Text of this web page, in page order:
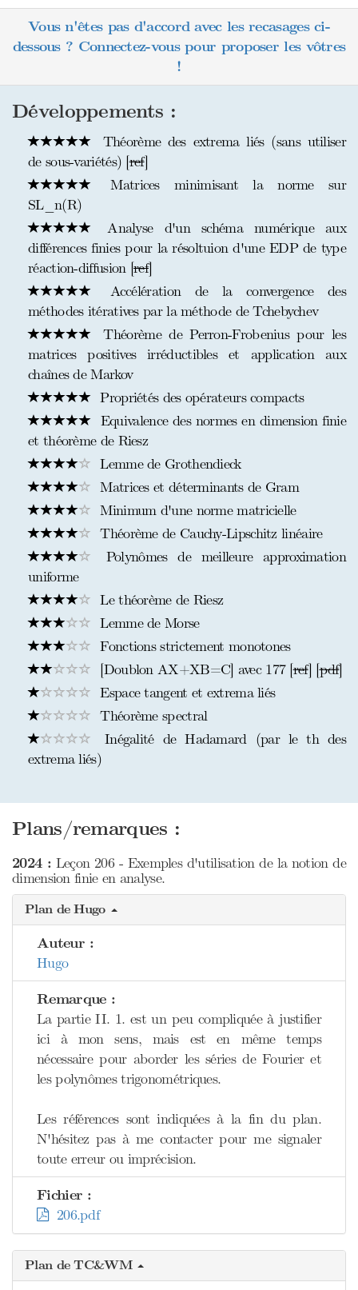
Vous n'êtes pas d'accord avec les recasages ci-
dessous ? Connectez-vous pour proposer les vôtres
!
Développements :
Théorème des extrema liés (sans utiliser
de sous-variétés) [ref]
Matrices minimisant la norme sur
SL_n(R)
Analyse d'un schéma numérique aux
différences finies pour la résoltuion d'une EDP de type
réaction-diffusion [ref]
Accélération de la convergence des
méthodes itératives par la méthode de Tchebychev
Théorème de Perron-Frobenius pour les
matrices positives irréductibles et application aux
chaînes de Markov
Propriétés des opérateurs compacts
Equivalence des normes en dimension finie
et théorème de Riesz
Lemme de Grothendieck
Matrices et déterminants de Gram
Minimum d'une norme matricielle
Théorème de Cauchy-Lipschitz linéaire
Polynômes de meilleure approximation
uniforme
Le théorème de Riesz
Lemme de Morse
Fonctions strictement monotones
[Doublon AX+XB=C] avec 177 [ref] [pdf]
Espace tangent et extrema liés
Théorème spectral
Inégalité de Hadamard (par le th des
extrema liés)
Plans/remarques :
2024 : Leçon 206 - Exemples d'utilisation de la notion de
dimension finie en analyse.
Plan de Hugo
Auteur :
Hugo
Remarque :
La partie II. 1. est un peu compliquée à justifier
ici à mon sens, mais est en même temps
nécessaire pour aborder les séries de Fourier et
les polynômes trigonométriques.
Les références sont indiquées à la fin du plan.
N'hésitez pas à me contacter pour me signaler
toute erreur ou imprécision.
Fichier :
206.pdf
Plan de TC&WM